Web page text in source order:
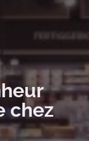
chez